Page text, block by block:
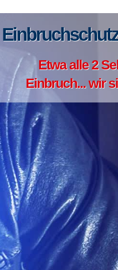
Etwa alle 2
Einbruch... wir